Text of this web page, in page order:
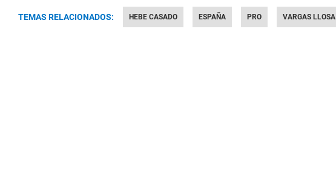
TEMAS RELACIONADOS: HEBE CASADO ESPAÑA PRO VARGAS LLOSA